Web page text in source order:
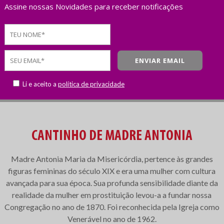
Assine nossas Novidades para receber notificações
Li e aceito a política de privacidade
CANTINHO DE MADRE ANTONIA
Madre Antonia Maria da Misericórdia, pertence às grandes
figuras femininas do século XIX e era uma mulher com cultura
avançada para sua época. Sua profunda sensibilidade diante da
realidade da mulher em prostituição levou-a a fundar nossa
Congregação no ano de 1870. Foi reconhecida pela Igreja como
Venerável no ano de 1962.